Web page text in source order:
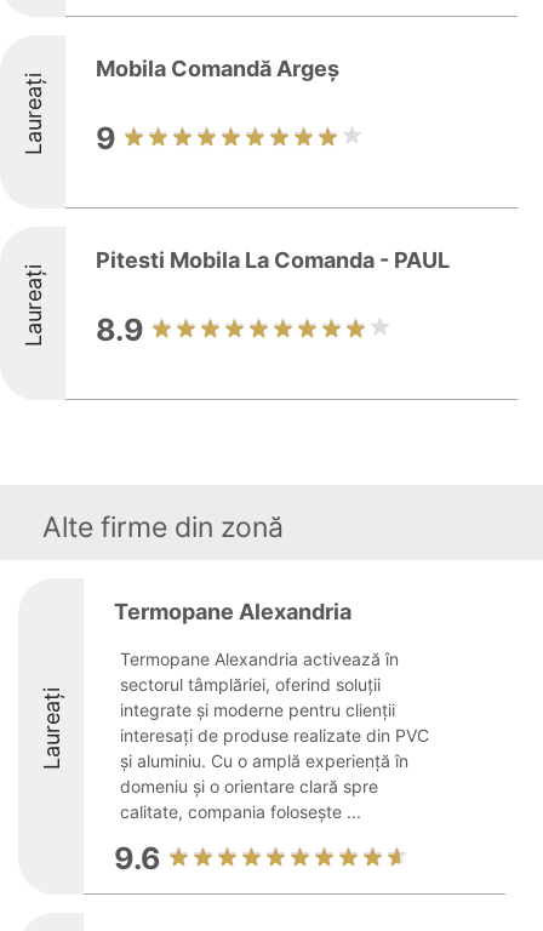
Laureați
Mobila Comandă Argeș
9
Laureați
Pitesti Mobila La Comanda - PAUL
8.9
Alte firme din zonă
Laureați
Termopane Alexandria
Termopane Alexandria activează în
sectorul tâmplăriei, oferind soluții
integrate și moderne pentru clienții
interesați de produse realizate din PVC
și aluminiu. Cu o amplă experiență în
domeniu și o orientare clară spre
calitate, compania folosește ...
9.6